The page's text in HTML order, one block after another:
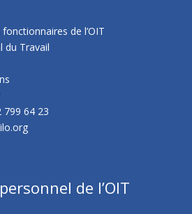
de l’OIT
du Travail
799 64 23
de l’OIT